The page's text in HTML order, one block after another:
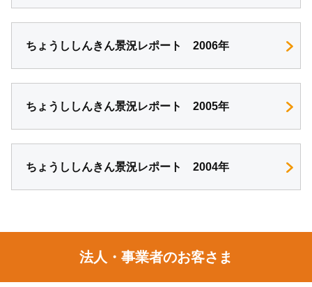
ちょうししんきん景況レポート 2006年
ちょうししんきん景況レポート 2005年
ちょうししんきん景況レポート 2004年
法人・事業者のお客さま